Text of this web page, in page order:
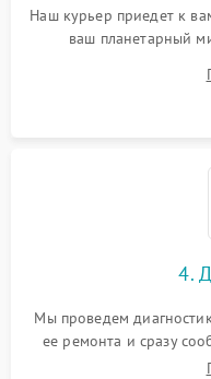
Наш курьер приедет к
ваш планетарный
4.
Мы проведем
ее ремонта и сразу